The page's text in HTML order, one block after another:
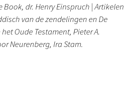
dr. Henry Einspruch | Artikelen
van de zendelingen en De
Oude Testament, Pieter A.
Neurenberg, Ira Stam.